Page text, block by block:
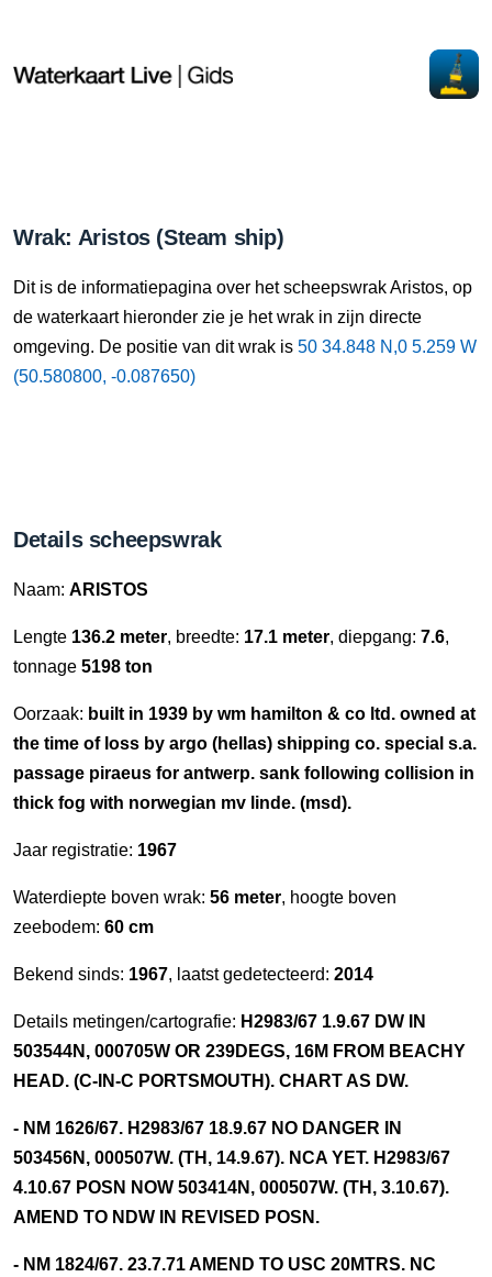
Wrak: Aristos (Steam ship)
Dit is de informatiepagina over het scheepswrak Aristos, op
de waterkaart hieronder zie je het wrak in zijn directe
omgeving. De positie van dit wrak is 50 34.848 N,0 5.259 W
(50.580800, -0.087650)
Details scheepswrak
Naam: ARISTOS
Lengte 136.2 meter, breedte: 17.1 meter, diepgang: 7.6,
tonnage 5198 ton
Oorzaak: built in 1939 by wm hamilton & co ltd. owned at
the time of loss by argo (hellas) shipping co. special s.a.
passage piraeus for antwerp. sank following collision in
thick fog with norwegian mv linde. (msd).
Jaar registratie: 1967
Waterdiepte boven wrak: 56 meter, hoogte boven
zeebodem: 60 cm
Bekend sinds: 1967, laatst gedetecteerd: 2014
Details metingen/cartografie: H2983/67 1.9.67 DW IN
503544N, 000705W OR 239DEGS, 16M FROM BEACHY
HEAD. (C-IN-C PORTSMOUTH). CHART AS DW.
- NM 1626/67. H2983/67 18.9.67 NO DANGER IN
503456N, 000507W. (TH, 14.9.67). NCA YET. H2983/67
4.10.67 POSN NOW 503414N, 000507W. (TH, 3.10.67).
AMEND TO NDW IN REVISED POSN.
- NM 1824/67. 23.7.71 AMEND TO USC 20MTRS. NC